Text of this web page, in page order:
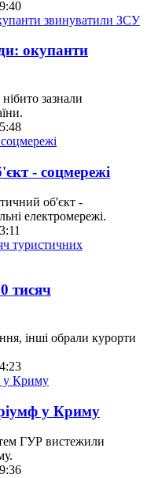
окупанти
зазнали
- соцмережі
об'єкт -
електромережі.
тисяч
інші обрали курорти
у Криму
ГУР вистежили